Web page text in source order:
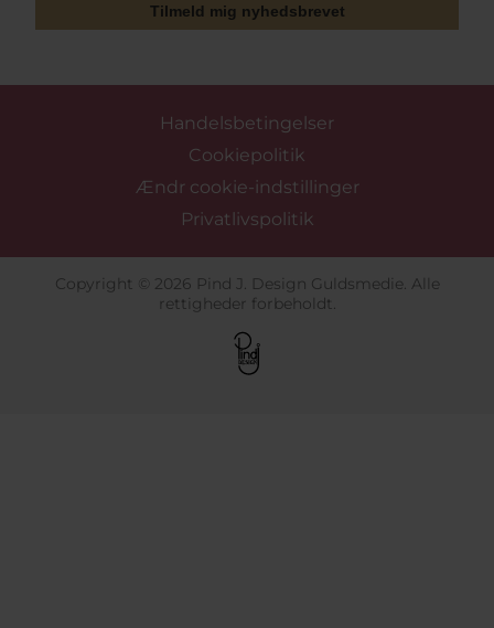
Tilmeld mig nyhedsbrevet
Handelsbetingelser
Cookiepolitik
Ændr cookie-indstillinger
Privatlivspolitik
Copyright © 2026 Pind J. Design Guldsmedie. Alle
rettigheder forbeholdt.